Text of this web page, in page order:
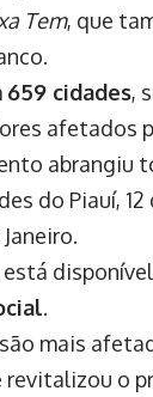
Tem, que
659 cidades,
afetados
abrangiu
do Piauí, 12
.
mais
revitalizou o